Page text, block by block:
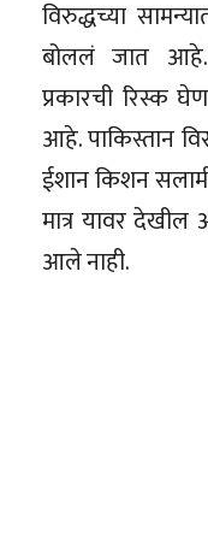
विरुद्धच्या
बोललं जात आहे.
प्रकारची रिस्क
आहे. पाकिस्तान
ईशान किशन
मात्र यावर देखील
आले नाही.